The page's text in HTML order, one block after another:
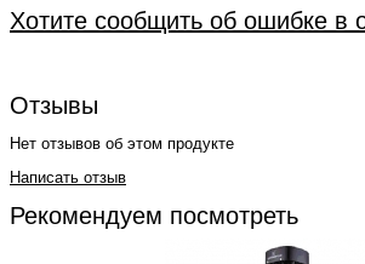
Хотите сообщить об ошибке в
Отзывы
Нет отзывов об этом продукте
Написать отзыв
Рекомендуем посмотреть